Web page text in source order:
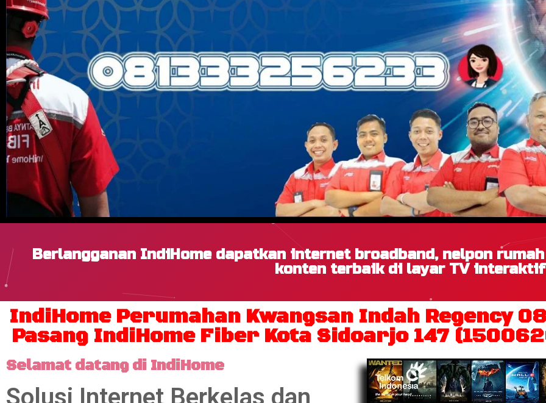
Berlangganan IndiHome dapatkan internet broadband, nelpon
konten terbaik di layar TV interaktif
IndiHome Perumahan Kwangsan Indah Regency
Pasang IndiHome Fiber Kota Sidoarjo 147
Selamat datang di IndiHome